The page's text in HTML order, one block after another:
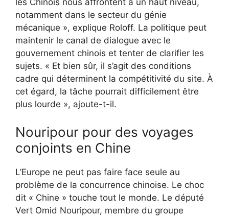
les Chinois nous affrontent à un haut niveau,
notamment dans le secteur du génie
mécanique », explique Roloff. La politique peut
maintenir le canal de dialogue avec le
gouvernement chinois et tenter de clarifier les
sujets. « Et bien sûr, il s’agit des conditions
cadre qui déterminent la compétitivité du site. À
cet égard, la tâche pourrait difficilement être
plus lourde », ajoute-t-il.
Nouripour pour des voyages
conjoints en Chine
L’Europe ne peut pas faire face seule au
problème de la concurrence chinoise. Le choc
dit « Chine » touche tout le monde. Le député
Vert Omid Nouripour, membre du groupe